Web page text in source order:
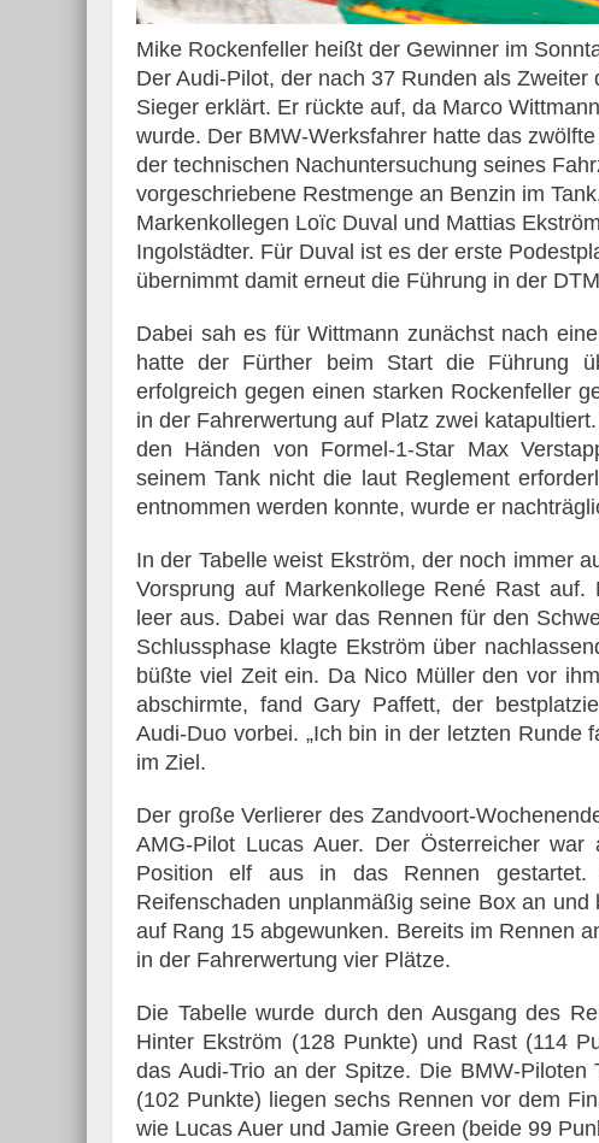
Mike Rockenfeller heißt der Gewinner im
Der Audi-Pilot, der nach 37 Runden als
Sieger erklärt. Er rückte auf, da Marco
wurde. Der BMW-Werksfahrer hatte das
der technischen Nachuntersuchung seines
vorgeschriebene Restmenge an Benzin im
Markenkollegen Loïc Duval und Mattias
Ingolstädter. Für Duval ist es der erste
übernimmt damit erneut die Führung in der
Dabei sah es für Wittmann zunächst nach
hatte der Fürther beim Start die Führung
erfolgreich gegen einen starken Rockenfeller
in der Fahrerwertung auf Platz zwei
den Händen von Formel-1-Star Max
seinem Tank nicht die laut Reglement
entnommen werden konnte, wurde er
In der Tabelle weist Ekström, der noch immer
Vorsprung auf Markenkollege René Rast
leer aus. Dabei war das Rennen für den
Schlussphase klagte Ekström über
büßte viel Zeit ein. Da Nico Müller den vor
abschirmte, fand Gary Paffett, der
Audi-Duo vorbei. „Ich bin in der letzten Runde
im Ziel.
Der große Verlierer des Zandvoort-
AMG-Pilot Lucas Auer. Der Österreicher
Position elf aus in das Rennen
Reifenschaden unplanmäßig seine Box an
auf Rang 15 abgewunken. Bereits im Rennen
in der Fahrerwertung vier Plätze.
Die Tabelle wurde durch den Ausgang des
Hinter Ekström (128 Punkte) und Rast (114
das Audi-Trio an der Spitze. Die BMW-
(102 Punkte) liegen sechs Rennen vor dem
wie Lucas Auer und Jamie Green (beide 99
Essai – Morgan Supersport